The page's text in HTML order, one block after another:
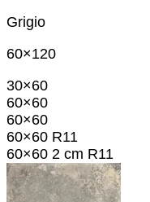
Grigio
60×120
30×60
60×60
60×60
60×60 R11
60×60 2 cm R11